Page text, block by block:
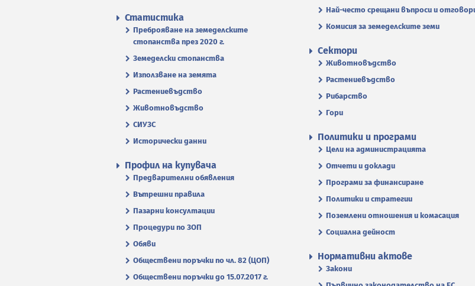
Най-често срещани въпроси и
Комисия за земеделските земи
Статистика
Преброяване на земеделските
стопанства през 2020 г.
Земеделски стопанства
Използване на земята
Растениевъдство
Животновъдство
СИУЗС
Исторически данни
Сектори
Животновъдство
Растениевъдство
Рибарство
Гори
Политики и програми
Цели на администрацията
Отчети и доклади
Програми за финансиране
Политики и стратегии
Поземлени отношения и комасация
Социална дейност
Профил на купувача
Предварителни обявления
Вътрешни правила
Пазарни консултации
Процедури по ЗОП
Обяви
Обществени поръчки по чл. 82 (ЦОП)
Обществени поръчки до 15.07.2017 г.
Нормативни актове
Закони